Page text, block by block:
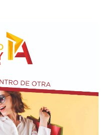
Marplatenses,
este viernes 7 de
“Los cuentos de
populares infantiles a
Martínez.